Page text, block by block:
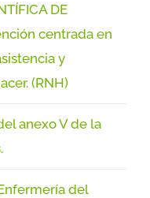
DE
centrada en
y
(RNH)
anexo V de la
del